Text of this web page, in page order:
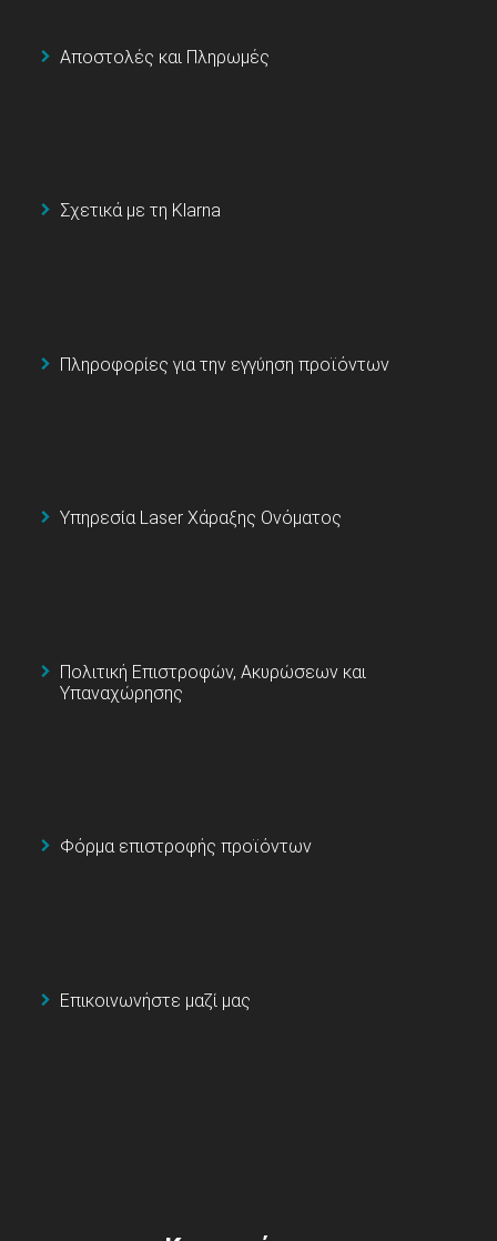
Αποστολές και Πληρωμές
Σχετικά με τη Klarna
Πληροφορίες για την εγγύηση προϊόντων
Υπηρεσία Laser Χάραξης Ονόματος
Πολιτική Επιστροφών, Ακυρώσεων και
Υπαναχώρησης
Φόρμα επιστροφής προϊόντων
Επικοινωνήστε μαζί μας